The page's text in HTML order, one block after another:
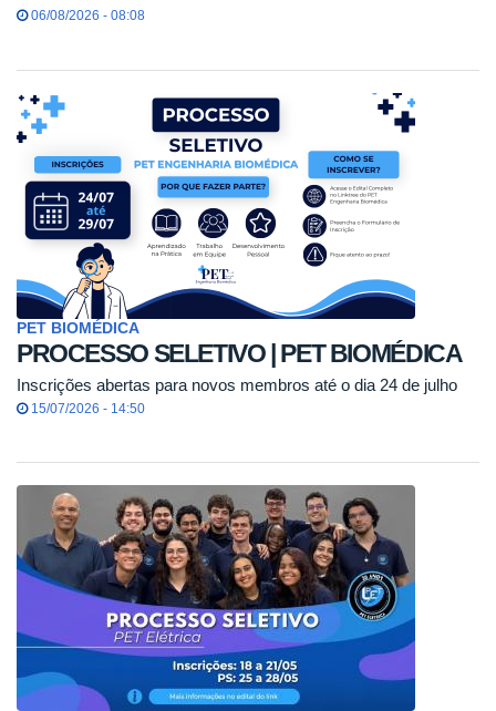
06/08/2026 - 08:08
PET BIOMÉDICA
PROCESSO SELETIVO | PET BIOMÉDICA
Inscrições abertas para novos membros até o dia 24 de julho
15/07/2026 - 14:50